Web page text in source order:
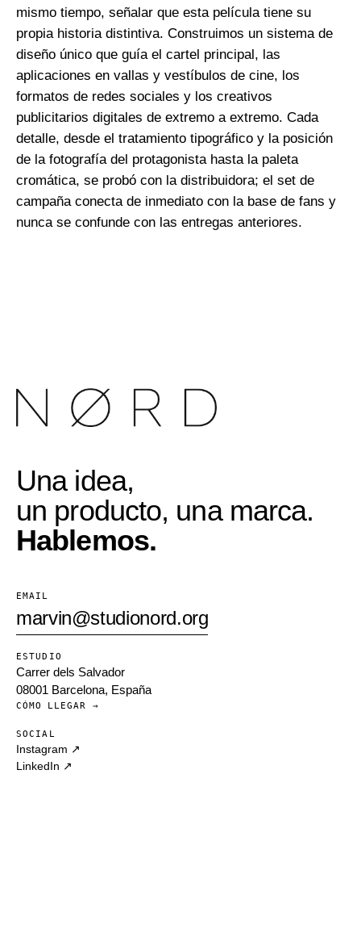
mismo tiempo, señalar que esta película tiene su
propia historia distintiva. Construimos un sistema de
diseño único que guía el cartel principal, las
aplicaciones en vallas y vestíbulos de cine, los
formatos de redes sociales y los creativos
publicitarios digitales de extremo a extremo. Cada
detalle, desde el tratamiento tipográfico y la posición
de la fotografía del protagonista hasta la paleta
cromática, se probó con la distribuidora; el set de
campaña conecta de inmediato con la base de fans y
nunca se confunde con las entregas anteriores.
Una idea,
un producto, una marca.
Hablemos.
EMAIL
marvin@studionord.org
ESTUDIO
Carrer dels Salvador
08001 Barcelona, España
CÓMO LLEGAR →
SOCIAL
Instagram ↗
LinkedIn ↗